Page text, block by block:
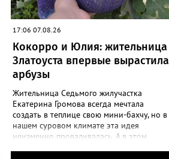
17:06 07.08.26
Кокорро и Юлия: жительница
Златоуста впервые вырастила
арбузы
Жительница Седьмого жилучастка
Екатерина Громова всегда мечтала
создать в теплице свою мини-бахчу, но в
нашем суровом климате эта идея
неизменно проваливалась. А в этом